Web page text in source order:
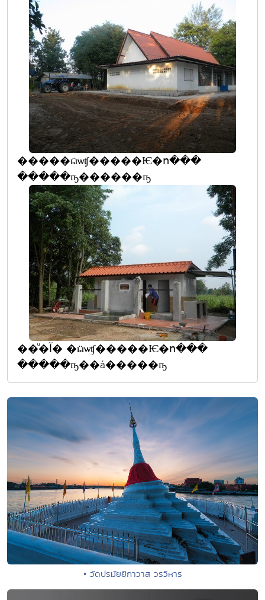
�����ӹѡʧ�����Ѥ�ո���
�����ҧ������ҧ
��ͧ�آ� �ӹѡʧ�����Ѥ�ո���
�����ҧ��á�����ҧ
• วัดปรมัยยิกาวาส วรวิหาร